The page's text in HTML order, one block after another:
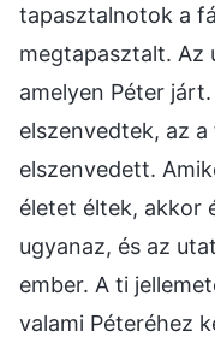
tapasztalnotok a
megtapasztalt. Az
amelyen Péter
elszenvedtek, az
elszenvedett.
életet éltek, akkor
ugyanaz, és az
ember. A ti
valami Péteréhez